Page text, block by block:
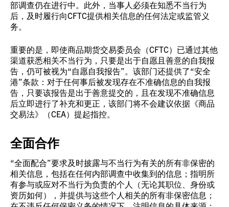
部调查仍在进行中。此外，当事人必须在知悉不当行为
后，及时履行向CFTC提供相关信息的任何法定或监管义
务。
重要的是，即使商品期货交易委员会（CFTC）已通过其他
渠道获悉相关不当行为，只要是出于自愿且善意的自我报
告，仍可被视为“自愿自我报告”。该部门还提供了“安全
港”条款：对于任何事后被发现存在不准确信息的自我报
告，只要该报告是出于善意提交的，且在发现不准确信息
后立即进行了补充和更正，该部门将不会建议依据《商品
交易法》（CEA）提起指控。
全面合作
“全面配合”要求及时披露与不当行为有关的所有非保密的
相关信息，包括在任何内部调查中收集到的信息；指明所
有参与或应对不当行为负责的个人（无论其职位、身份或
资历如何），并提供与这些个人相关的所有非保密信息；